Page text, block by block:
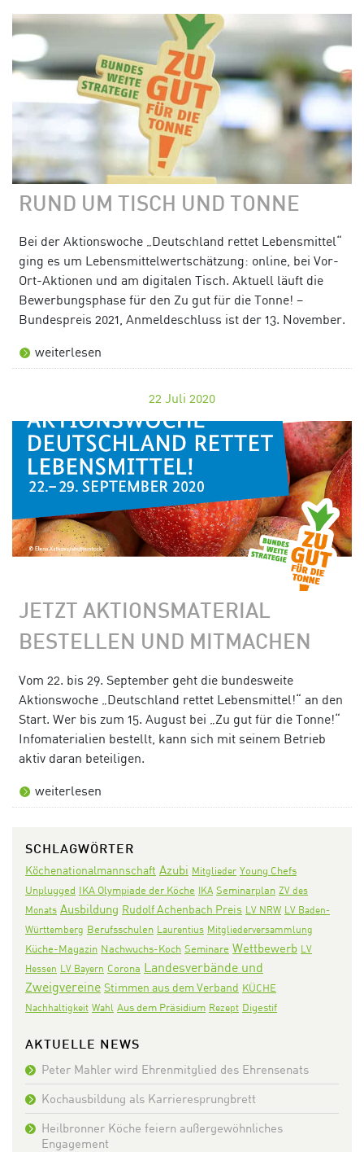
RUND UM TISCH UND TONNE
Bei der Aktionswoche „Deutschland rettet Lebensmittel“
ging es um Lebensmittelwertschätzung: online, bei Vor-
Ort-Aktionen und am digitalen Tisch. Aktuell läuft die
Bewerbungsphase für den Zu gut für die Tonne! –
Bundespreis 2021, Anmeldeschluss ist der 13. November.
weiterlesen
22 Juli 2020
JETZT AKTIONSMATERIAL
BESTELLEN UND MITMACHEN
Vom 22. bis 29. September geht die bundesweite
Aktionswoche „Deutschland rettet Lebensmittel!“ an den
Start. Wer bis zum 15. August bei „Zu gut für die Tonne!“
Infomaterialien bestellt, kann sich mit seinem Betrieb
aktiv daran beteiligen.
weiterlesen
SCHLAGWÖRTER
Köchenationalmannschaft Azubi Mitglieder Young Chefs
Unplugged IKA Olympiade der Köche IKA Seminarplan ZV des
Monats Ausbildung Rudolf Achenbach Preis LV NRW LV Baden-
Württemberg Berufsschulen Laurentius Mitgliederversammlung
Küche-Magazin Nachwuchs-Koch Seminare Wettbewerb LV
Hessen LV Bayern Corona Landesverbände und
Zweigvereine Stimmen aus dem Verband KÜCHE
Nachhaltigkeit Wahl Aus dem Präsidium Rezept Digestif
AKTUELLE NEWS
Peter Mahler wird Ehrenmitglied des Ehrensenats
Kochausbildung als Karrieresprungbrett
Heilbronner Köche feiern außergewöhnliches
Engagement